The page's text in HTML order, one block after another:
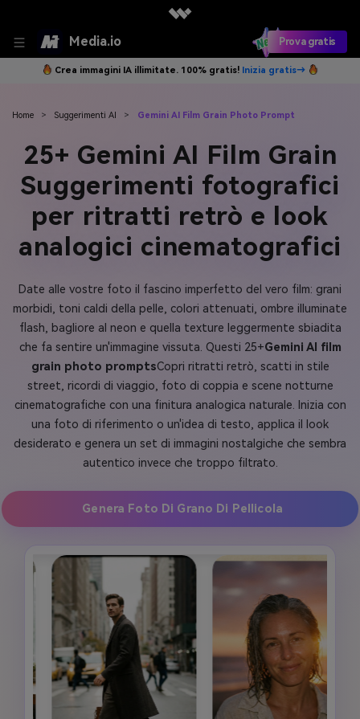
Media.io Prova gratis
Crea immagini IA illimitate. 100% gratis! Inizia gratis→
Home > Suggerimenti AI > Gemini AI Film Grain Photo Prompt
25+ Gemini AI Film Grain
Suggerimenti fotografici
per ritratti retrò e look
analogici cinematografici
Date alle vostre foto il fascino imperfetto del vero film: grani
morbidi, toni caldi della pelle, colori attenuati, ombre illuminate
flash, bagliore al neon e quella texture leggermente sbiadita
che fa sentire un'immagine vissuta. Questi 25+Gemini AI film
grain photo promptsCopri ritratti retrò, scatti in stile
street, ricordi di viaggio, foto di coppia e scene notturne
cinematografiche con una finitura analogica naturale. Inizia con
una foto di riferimento o un'idea di testo, applica il look
desiderato e genera un set di immagini nostalgiche che sembra
autentico invece che troppo filtrato.
Genera Foto Di Grano Di Pellicola